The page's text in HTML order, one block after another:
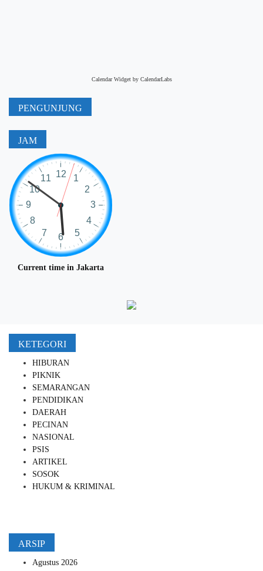
Calendar Widget by CalendarLabs
PENGUNJUNG
JAM
Current time in Jakarta
KETEGORI
HIBURAN
PIKNIK
SEMARANGAN
PENDIDIKAN
DAERAH
PECINAN
NASIONAL
PSIS
ARTIKEL
SOSOK
HUKUM & KRIMINAL
ARSIP
Agustus 2026